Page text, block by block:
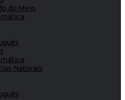
do Meio
Naturais